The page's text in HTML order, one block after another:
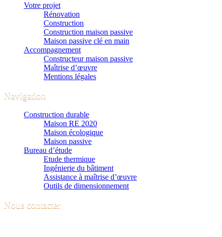
Votre projet
Rénovation
Construction
Construction maison passive
Maison passive clé en main
Accompagnement
Constructeur maison passive
Maîtrise d’œuvre
Mentions légales
Navigation
Construction durable
Maison RE 2020
Maison écologique
Maison passive
Bureau d’étude
Etude thermique
Ingénierie du bâtiment
Assistance à maîtrise d’œuvre
Outils de dimensionnement
Nous contacter